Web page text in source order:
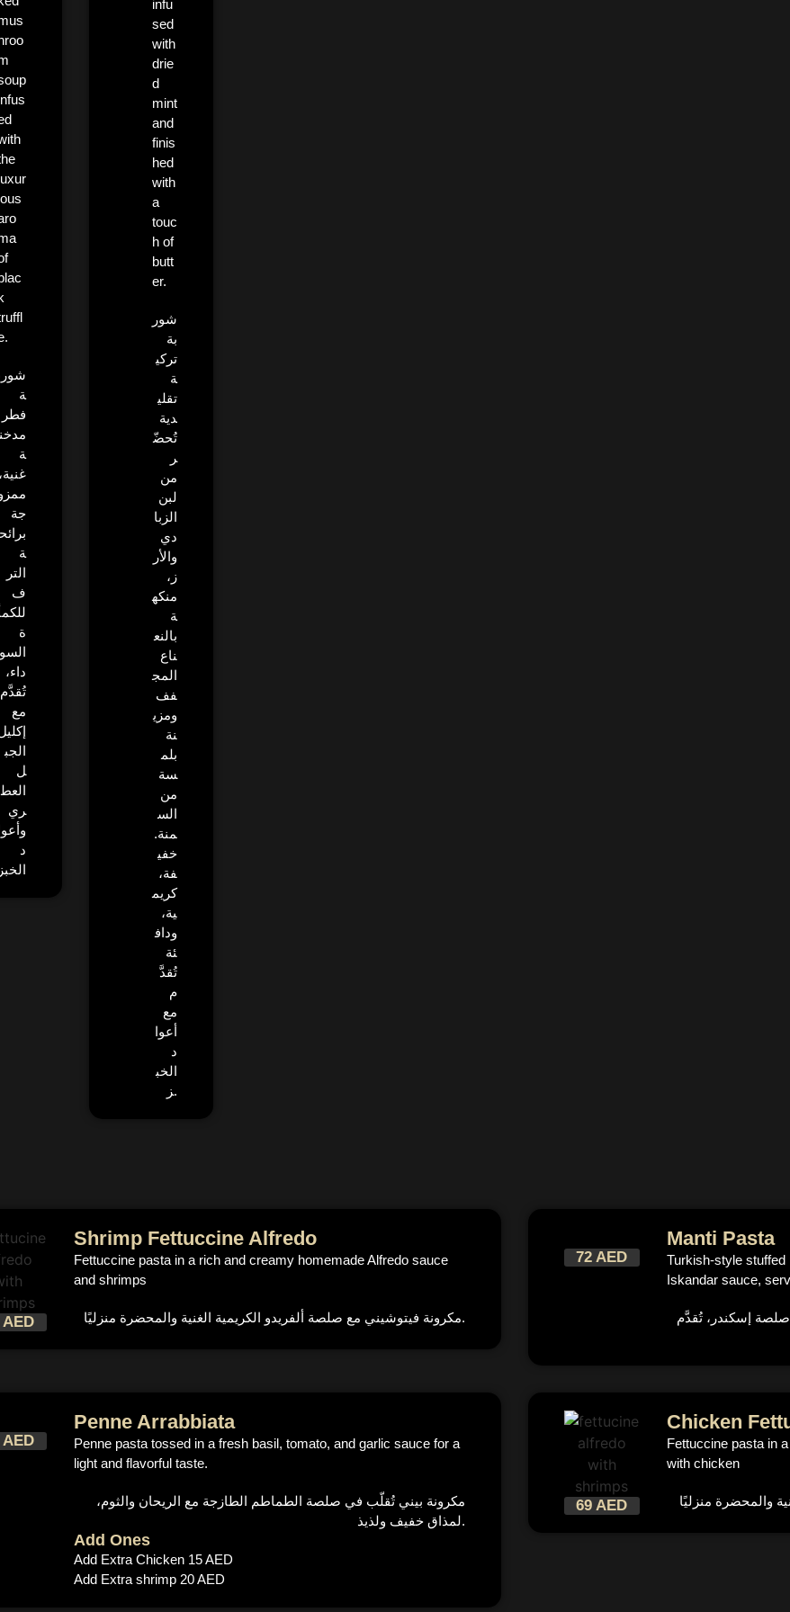
ة
فطر
مدخن
ة
غنية،
جة
برائح
ة
التر
ف
ة
السو
داء،
تُقدَّم
مع
الجب
ل
العط
ري
د
الخبز
infu
sed
with
drie
d
mint
and
finis
hed
with
a
touc
h of
butt
er.
شور
بة
تركي
ة
تقلي
دية
تُحضّ
ر
من
لبن
الزبا
دي
والأر
ز،
منكه
ة
بالنع
ناع
المج
فف
ومزي
نة
بلم
سة
من
الس
منة.
خفي
فة،
كريم
ية،
وداف
ئة
تُقدَّ
م
مع
أعوا
د
الخب
ز.
AED
Shrimp Fettuccine Alfredo
Fettuccine pasta in a rich and creamy homemade Alfredo sauce
and shrimps
مكرونة فيتوشيني مع صلصة ألفريدو الكريمية الغنية والمحضرة منزليًا.
72 AED
Manti Pasta
Turkish-style
Iskandar sauce,
إسكندر، تُقدَّم
AED
Penne Arrabbiata
Penne pasta tossed in a fresh basil, tomato, and garlic sauce for a
light and flavorful taste.
مكرونة بيني تُقلّب في صلصة الطماطم الطازجة مع الريحان والثوم،
لمذاق خفيف ولذيذ.
Add Ones
Add Extra Chicken 15 AED
Add Extra shrimp 20 AED
69 AED
Chicken
Fettuccine pasta in
with chicken
والمحضرة منزليًا